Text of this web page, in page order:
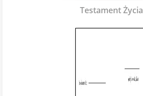
Testament Życia